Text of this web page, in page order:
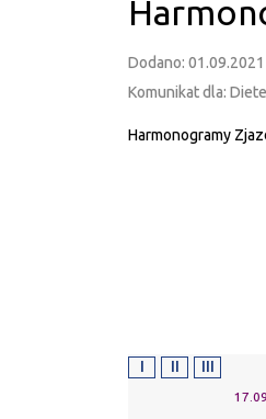
Dodano: 01.09.2021
Komunikat dla:
Harmonogramy
I II III